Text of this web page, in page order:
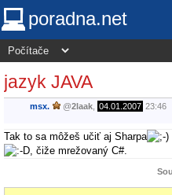
poradna.net
jazyk JAVA
msx. @2laak 04.01.2007 23:46
Tak to sa môžeš učiť aj Sharpa
, čiže mrežovaný C#.